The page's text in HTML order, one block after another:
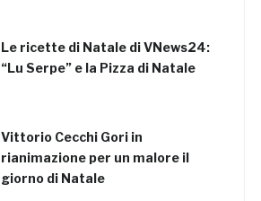
Le ricette di Natale di VNews24:
“Lu Serpe” e la Pizza di Natale
Vittorio Cecchi Gori in
rianimazione per un malore il
giorno di Natale